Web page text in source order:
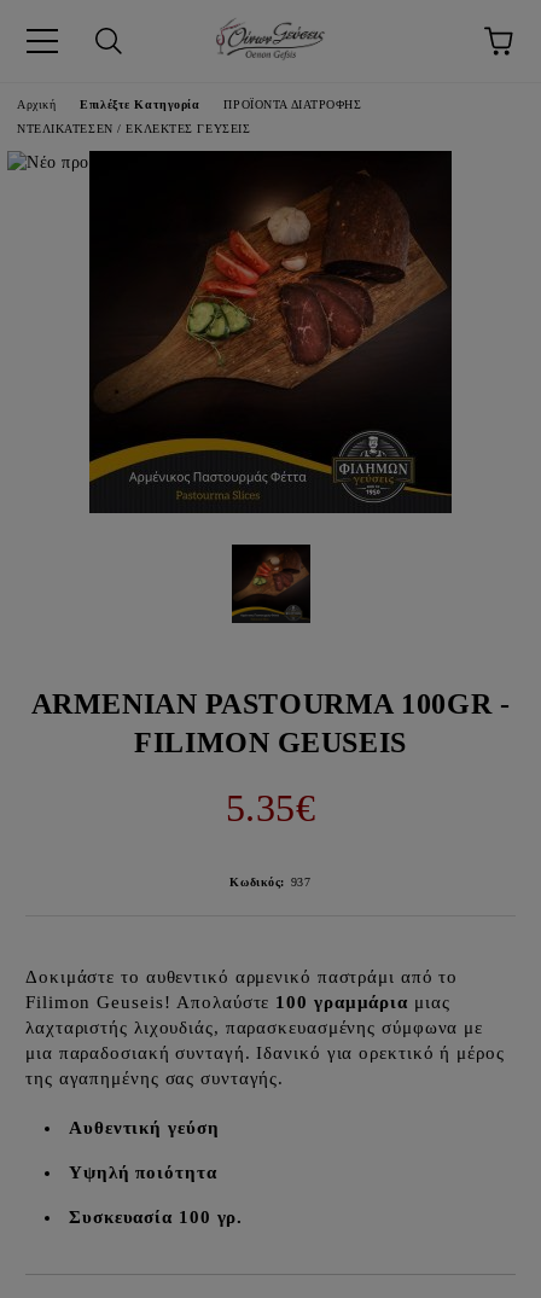
Αρχική Επιλέξτε Κατηγορία
ΠΡΟΪΟΝΤΑ ΔΙΑΤΡΟΦΗΣ
ΝΤΕΛΙΚΑΤΕΣΕΝ / ΕΚΛΕΚΤΕΣ ΓΕΥΣΕΙΣ
ARMENIAN PASTOURMA 100GR -
FILIMON GEUSEIS
5.35€
Κωδικός: 937
Δοκιμάστε το αυθεντικό αρμενικό παστράμι από το
Filimon Geuseis! Απολαύστε 100 γραμμάρια μιας
λαχταριστής λιχουδιάς, παρασκευασμένης σύμφωνα με
μια παραδοσιακή συνταγή. Ιδανικό για ορεκτικό ή μέρος
της αγαπημένης σας συνταγής.
Αυθεντική γεύση
Υψηλή ποιότητα
Συσκευασία 100 γρ.